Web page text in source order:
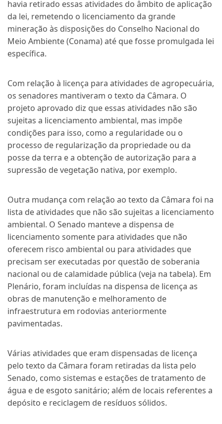
havia retirado essas atividades do âmbito de aplicação
da lei, remetendo o licenciamento da grande
mineração às disposições do Conselho Nacional do
Meio Ambiente (Conama) até que fosse promulgada lei
específica.
Com relação à licença para atividades de agropecuária,
os senadores mantiveram o texto da Câmara. O
projeto aprovado diz que essas atividades não são
sujeitas a licenciamento ambiental, mas impõe
condições para isso, como a regularidade ou o
processo de regularização da propriedade ou da
posse da terra e a obtenção de autorização para a
supressão de vegetação nativa, por exemplo.
Outra mudança com relação ao texto da Câmara foi na
lista de atividades que não são sujeitas a licenciamento
ambiental. O Senado manteve a dispensa de
licenciamento somente para atividades que não
oferecem risco ambiental ou para atividades que
precisam ser executadas por questão de soberania
nacional ou de calamidade pública (veja na tabela). Em
Plenário, foram incluídas na dispensa de licença as
obras de manutenção e melhoramento de
infraestrutura em rodovias anteriormente
pavimentadas.
Várias atividades que eram dispensadas de licença
pelo texto da Câmara foram retiradas da lista pelo
Senado, como sistemas e estações de tratamento de
água e de esgoto sanitário; além de locais referentes a
depósito e reciclagem de resíduos sólidos.